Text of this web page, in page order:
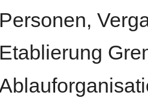
Personen,
Etablierung